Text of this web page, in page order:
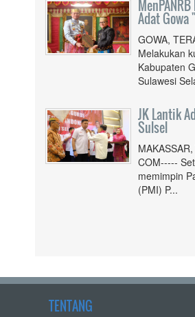
Adat Gowa
GOWA,
Melakukan
Kabupaten
Sulawesi
JK Lantik
Sulsel
COM-----
memimpin
(PMI) P...
TENTANG